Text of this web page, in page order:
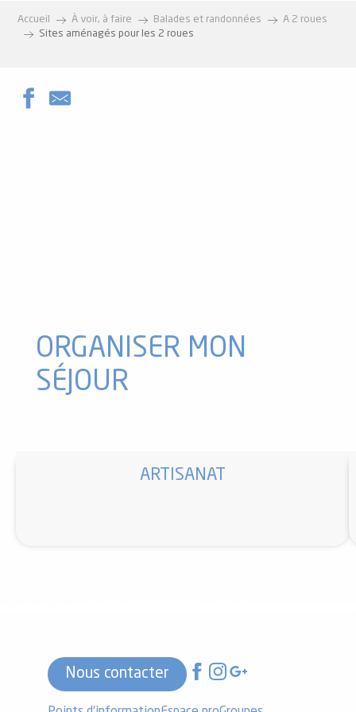
Accueil À voir, à faire Balades et randonnées
A 2 roues
Sites aménagés pour les 2 roues
ORGANISER MON
SÉJOUR
ARTISANAT
Nous contacter